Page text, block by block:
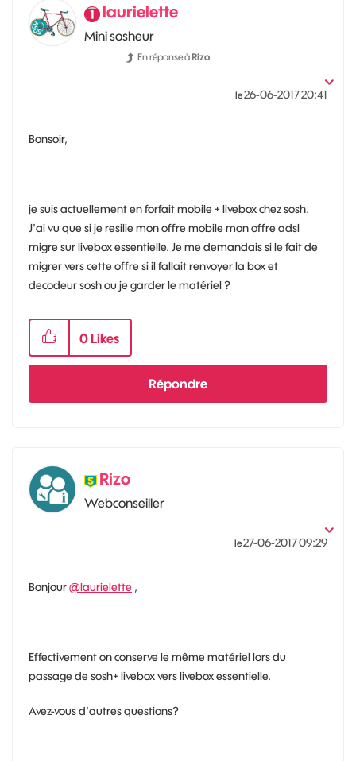
laurielette
Mini sosheur
En réponse àRizo
le‎26-06-201720:41
Bonsoir,
je suis actuellement en forfait mobile + livebox chez sosh.
J'ai vu que si je resilie mon offre mobile mon offre adsl
migre sur livebox essentielle. Je me demandais si le fait de
migrer vers cette offre si il fallait renvoyer la box et
decodeur sosh ou je garder le matériel ?
0 Likes
Répondre
Rizo
Webconseiller
le‎27-06-201709:29
Bonjour@laurielette ,
Effectivement on conserve le même matériel lors du
passage de sosh+ livebox vers livebox essentielle.
Avez-vous d'autres questions?